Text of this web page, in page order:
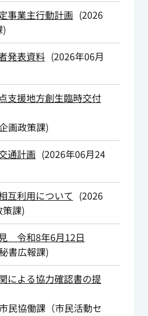
事業主行動計画 (2026
)
発表資料 (2026年06月
支援地方創生臨時交付
企画政策課)
通計画 (2026年06月24
互利用について (2026
策課)
令和8年6月12日
書広報課)
による協力確認書の提
民協働課（市民活動セ